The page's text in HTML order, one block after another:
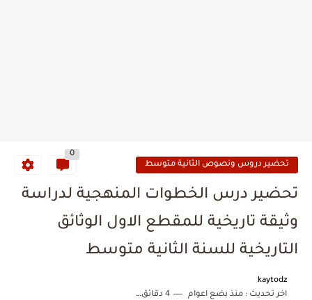
تحضير دروس ونصوص الثانية متوسط
0
تحضير درس الخطوات المنهجية لدراسة
وثيقة تاريخية للمقطع الاول الوثائق
التاريخية للسنة الثانية متوسط
kaytodz
اخر تحديث :منذ بضع اعوام 4 دقائق للقراءة